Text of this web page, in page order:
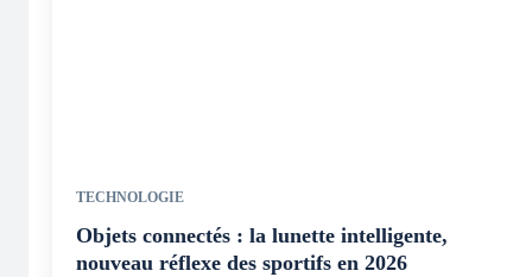
TECHNOLOGIE
Objets connectés : la lunette intelligente,
nouveau réflexe des sportifs en 2026